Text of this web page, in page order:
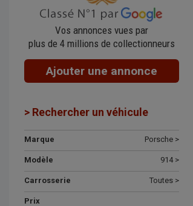
Vos annonces vues par
plus de 4 millions de collectionneurs
Ajouter une annonce
> Rechercher un véhicule
Marque Porsche >
Modèle 914 >
Carrosserie Toutes >
Prix